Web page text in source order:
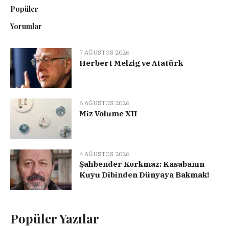
Popüler
Yorumlar
7 AĞUSTOS 2026
Herbert Melzig ve Atatürk
6 AĞUSTOS 2026
Miz Volume XII
4 AĞUSTOS 2026
Şahbender Korkmaz: Kasabanın
Kuyu Dibinden Dünyaya Bakmak!
Popüler Yazılar